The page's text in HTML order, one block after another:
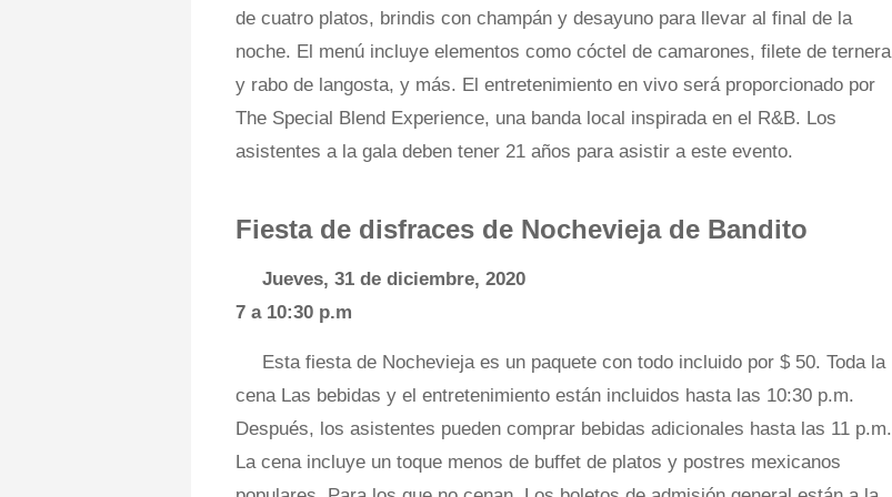
de cuatro platos, brindis con champán y desayuno para llevar al final de la
noche. El menú incluye elementos como cóctel de camarones, filete de ternera
y rabo de langosta, y más. El entretenimiento en vivo será proporcionado por
The Special Blend Experience, una banda local inspirada en el R&B. Los
asistentes a la gala deben tener 21 años para asistir a este evento.
Fiesta de disfraces de Nochevieja de Bandito
Jueves, 31 de diciembre, 2020
7 a 10:30 p.m
Esta fiesta de Nochevieja es un paquete con todo incluido por $ 50. Toda la
cena Las bebidas y el entretenimiento están incluidos hasta las 10:30 p.m.
Después, los asistentes pueden comprar bebidas adicionales hasta las 11 p.m.
La cena incluye un toque menos de buffet de platos y postres mexicanos